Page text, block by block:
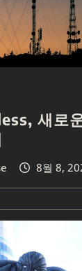
새로
8월 8,